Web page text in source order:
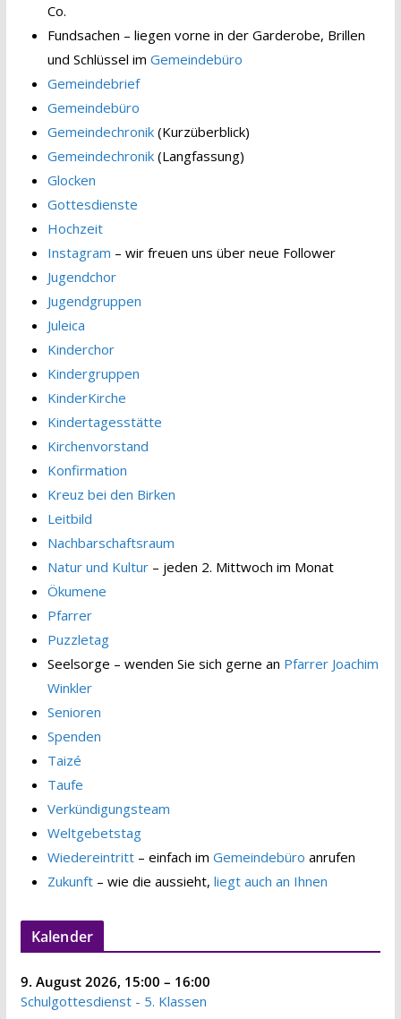
Co.
Fundsachen – liegen vorne in der Garderobe, Brillen
und Schlüssel im Gemeindebüro
Gemeindebrief
Gemeindebüro
Gemeindechronik(Kurzüberblick)
Gemeindechronik (Langfassung)
Glocken
Gottesdienste
Hochzeit
Instagram – wir freuen uns über neue Follower
Jugendchor
Jugendgruppen
Juleica
Kinderchor
Kindergruppen
KinderKirche
Kindertagesstätte
Kirchenvorstand
Konfirmation
Kreuz bei den Birken
Leitbild
Nachbarschaftsraum
Natur und Kultur– jeden 2. Mittwoch im Monat
Ökumene
Pfarrer
Puzzletag
Seelsorge – wenden Sie sich gerne an Pfarrer Joachim
Winkler
Senioren
Spenden
Taizé
Taufe
Verkündigungsteam
Weltgebetstag
Wiedereintritt– einfach im Gemeindebüro anrufen
Zukunft– wie die aussieht, liegt auch an Ihnen
Kalender
9. August 2026, 15:00 – 16:00
Schulgottesdienst - 5. Klassen